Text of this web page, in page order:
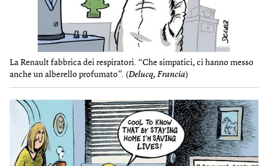
La Renault fabbrica dei respiratori. “Che simpatici, ci hanno messo
anche un alberello profumato”. (Delucq, Francia)